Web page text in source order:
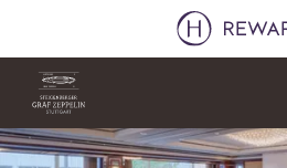
Diapositiva 1 di 1
09/08/2026
1 Camera/e ⋅ 1 Adulto